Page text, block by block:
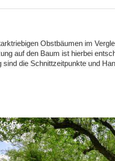
Obstbäumen im
auf den Baum ist hierbei
die Schnittzeitpunkte und